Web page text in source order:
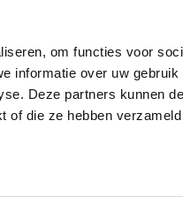
om functies voor
informatie over uw gebruik
Deze partners kunnen
of die ze hebben
166,22 € 
de crédit (agent à
Cette option est réservée